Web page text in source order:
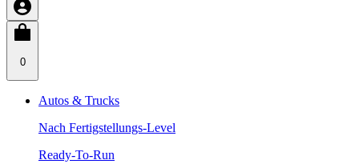
0
Autos & Trucks
Nach Fertigstellungs-Level
Ready-To-Run